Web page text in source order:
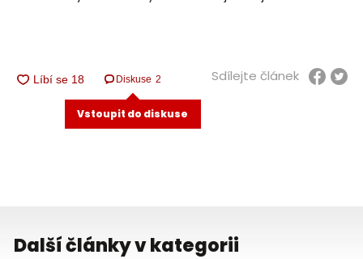
Diskuse 2
Vstoupit do diskuse
Sdílejte článek
Další články v kategorii